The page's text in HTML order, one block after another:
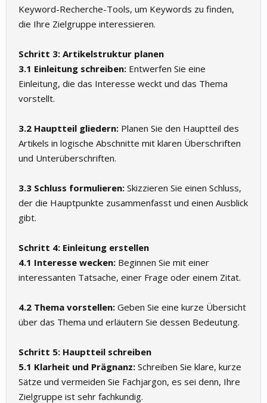
Keyword-Recherche-Tools, um Keywords zu finden,
die Ihre Zielgruppe interessieren.
Schritt 3: Artikelstruktur planen
3.1 Einleitung schreiben: Entwerfen Sie eine
Einleitung, die das Interesse weckt und das Thema
vorstellt.
3.2 Hauptteil gliedern: Planen Sie den Hauptteil des
Artikels in logische Abschnitte mit klaren Überschriften
und Unterüberschriften.
3.3 Schluss formulieren: Skizzieren Sie einen Schluss,
der die Hauptpunkte zusammenfasst und einen Ausblick
gibt.
Schritt 4: Einleitung erstellen
4.1 Interesse wecken: Beginnen Sie mit einer
interessanten Tatsache, einer Frage oder einem Zitat.
4.2 Thema vorstellen: Geben Sie eine kurze Übersicht
über das Thema und erläutern Sie dessen Bedeutung.
Schritt 5: Hauptteil schreiben
5.1 Klarheit und Prägnanz: Schreiben Sie klare, kurze
Sätze und vermeiden Sie Fachjargon, es sei denn, Ihre
Zielgruppe ist sehr fachkundig.